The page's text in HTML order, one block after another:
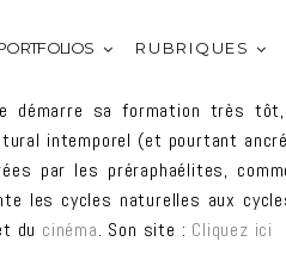
R U B R I Q U E S
démarre sa formation très
intemporel (et pourtant
par les préraphaélites,
les cycles naturelles aux
du cinéma. Son site : Cliquez ici